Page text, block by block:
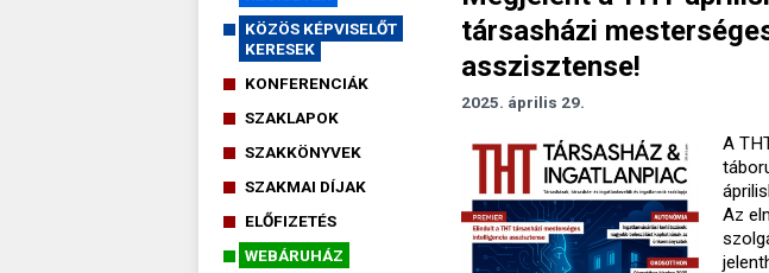
KÖZÖS KÉPVISELŐT
KERESEK
KONFERENCIÁK
SZAKLAPOK
SZAKKÖNYVEK
SZAKMAI DÍJAK
ELŐFIZETÉS
WEBÁRUHÁZ
társasházi
asszisztense!
2025. április 29.
A
Az